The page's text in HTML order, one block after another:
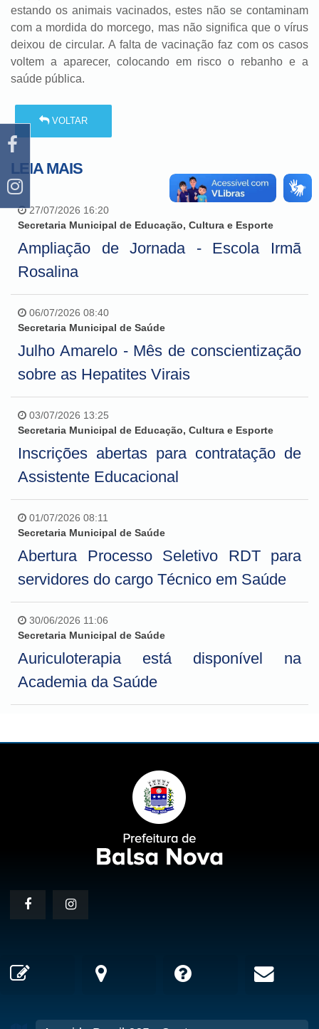
estando os animais vacinados, estes não se contaminam
com a mordida do morcego, mas não significa que o vírus
deixou de circular. A falta de vacinação faz com os casos
voltem a aparecer, colocando em risco o rebanho e a
saúde pública.
VOLTAR
LEIA MAIS
27/07/2026 16:20
Secretaria Municipal de Educação, Cultura e Esporte
Ampliação de Jornada - Escola Irmã
Rosalina
06/07/2026 08:40
Secretaria Municipal de Saúde
Julho Amarelo - Mês de conscientização
sobre as Hepatites Virais
03/07/2026 13:25
Secretaria Municipal de Educação, Cultura e Esporte
Inscrições abertas para contratação de
Assistente Educacional
01/07/2026 08:11
Secretaria Municipal de Saúde
Abertura Processo Seletivo RDT para
servidores do cargo Técnico em Saúde
30/06/2026 11:06
Secretaria Municipal de Saúde
Auriculoterapia está disponível na
Academia da Saúde